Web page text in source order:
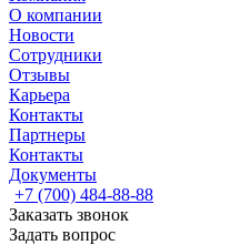
О компании
Новости
Сотрудники
Отзывы
Карьера
Контакты
Партнеры
Контакты
Документы
+7 (700) 484-88-88
Заказать звонок
Задать вопрос